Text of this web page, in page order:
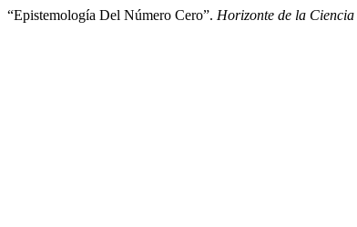
“Epistemología Del Número Cero”. Horizonte de la Ciencia